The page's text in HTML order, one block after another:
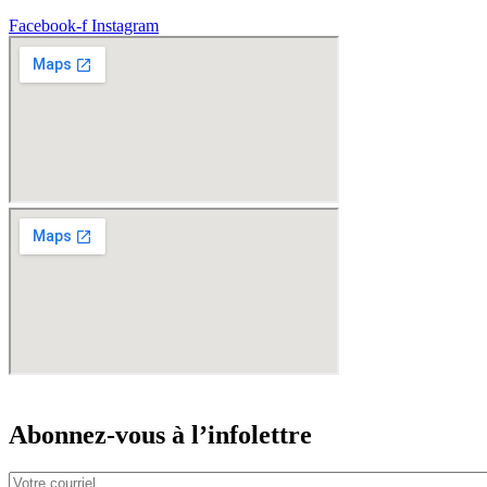
Facebook-f Instagram
Abonnez-vous à l’infolettre